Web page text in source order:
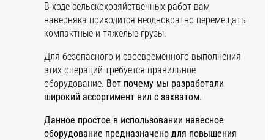
В ходе сельскохозяйственных работ вам
наверняка приходится неоднократно перемещать
компактные и тяжелые грузы.
Для безопасного и своевременного выполнения
этих операций требуется правильное
оборудование. Вот почему мы разработали
широкий ассортимент вил с захватом.
Данное простое в использовании навесное
оборудование предназначено для повышения
Вилы для навоза с
захватом
повышенного
объема
вилы с захватом
Вилы для резки
силоса
Вилы для
квадратных тюков